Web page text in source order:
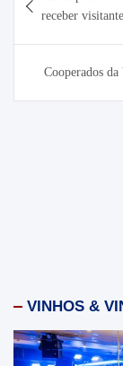
de
Post
receber
Cooperados
VINHOS &